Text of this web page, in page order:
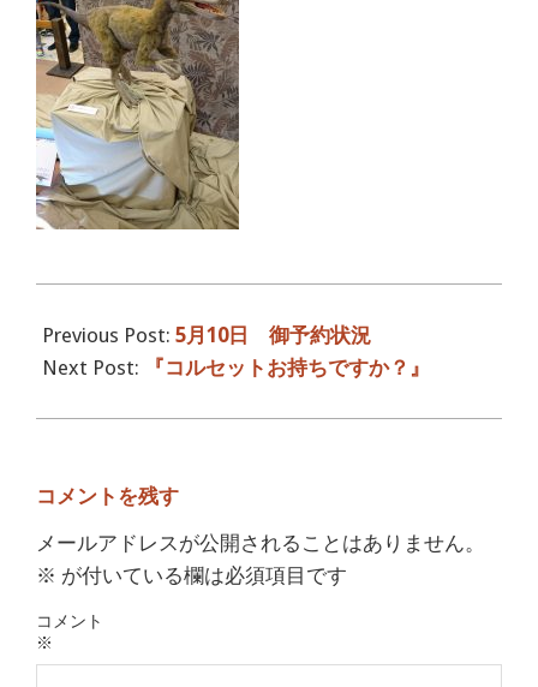
05-
11
Previous Post: 5月10日 御予約状況
Next Post:
『コルセットお持ちですか？』
コメントを残す
メールアドレスが公開されることはありません。
※ が付いている欄は必須項目です
コメント
※